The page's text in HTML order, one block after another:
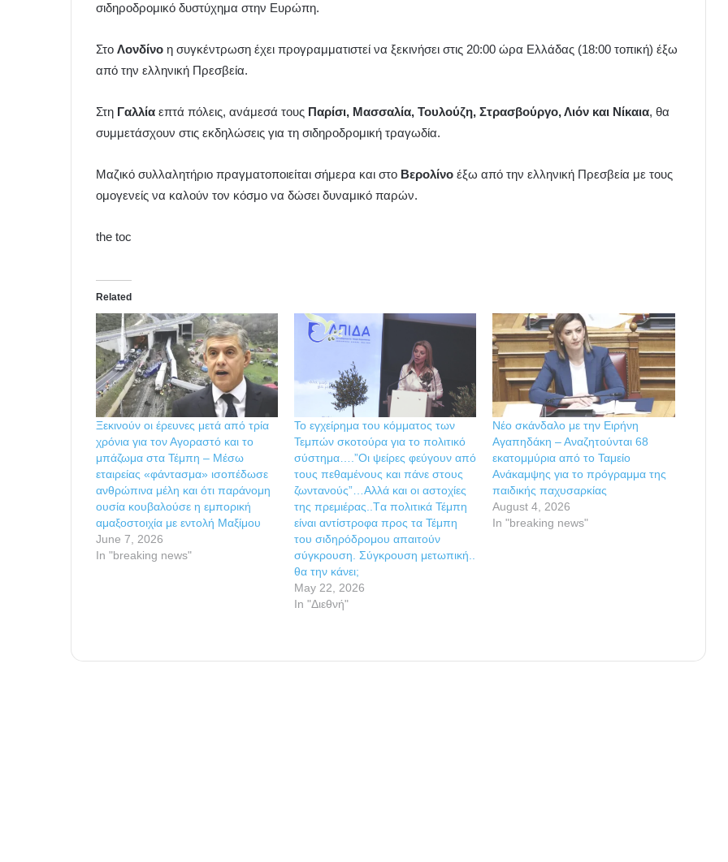
σιδηροδρομικό δυστύχημα στην Ευρώπη.
Στο Λονδίνο η συγκέντρωση έχει προγραμματιστεί να ξεκινήσει στις 20:00 ώρα Ελλάδας (18:00 τοπική) έξω
από την ελληνική Πρεσβεία.
Στη Γαλλία επτά πόλεις, ανάμεσά τους Παρίσι, Μασσαλία, Τουλούζη, Στρασβούργο, Λιόν και Νίκαια, θα
συμμετάσχουν στις εκδηλώσεις για τη σιδηροδρομική τραγωδία.
Μαζικό συλλαλητήριο πραγματοποιείται σήμερα και στο Βερολίνο έξω από την ελληνική Πρεσβεία με τους
ομογενείς να καλούν τον κόσμο να δώσει δυναμικό παρών.
the toc
Related
Ξεκινούν οι έρευνες μετά από τρία
χρόνια για τον Αγοραστό και το
μπάζωμα στα Τέμπη – Μέσω
εταιρείας «φάντασμα» ισοπέδωσε
ανθρώπινα μέλη και ότι παράνομη
ουσία κουβαλούσε η εμπορική
αμαξοστοιχία με εντολή Μαξίμου
June 7, 2026
In "breaking news"
Το εγχείρημα του κόμματος των
Τεμπών σκοτούρα για το πολιτικό
σύστημα….”Οι ψείρες φεύγουν από
τους πεθαμένους και πάνε στους
ζωντανούς”…Αλλά και οι αστοχίες
της πρεμιέρας..Tα πολιτικά Τέμπη
είναι αντίστροφα προς τα Τέμπη
του σιδηρόδρομου απαιτούν
σύγκρουση. Σύγκρoυση μετωπική..
θα την κάνει;
May 22, 2026
In "Διεθνή"
Νέο σκάνδαλο με την Ειρήνη
Αγαπηδάκη – Αναζητούνται 68
εκατομμύρια από το Ταμείο
Ανάκαμψης για το πρόγραμμα της
παιδικής παχυσαρκίας
August 4, 2026
In "breaking news"